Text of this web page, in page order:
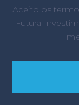
Aceito os
Futura